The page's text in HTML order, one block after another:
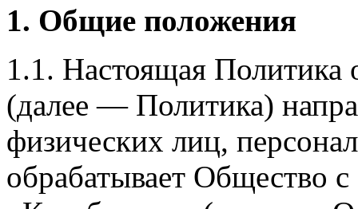
1. Общие положения
1.1. Настоящая Политика
(далее — Политика)
физических лиц,
обрабатывает Общество